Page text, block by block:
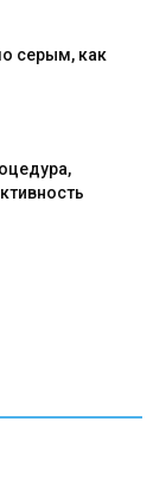
серым, как